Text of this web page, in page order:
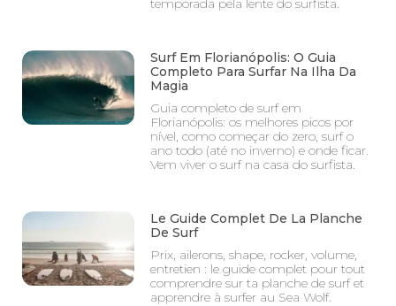
temporada pela lente do surfista.
Surf Em Florianópolis: O Guia
Completo Para Surfar Na Ilha Da
Magia
Guia completo de surf em
Florianópolis: os melhores picos por
nível, como começar do zero, surf o
ano todo (até no inverno) e onde ficar.
Vem viver o surf na casa do surfista.
Le Guide Complet De La Planche
De Surf
Prix, ailerons, shape, rocker, volume,
entretien : le guide complet pour tout
comprendre sur ta planche de surf et
apprendre à surfer au Sea Wolf.